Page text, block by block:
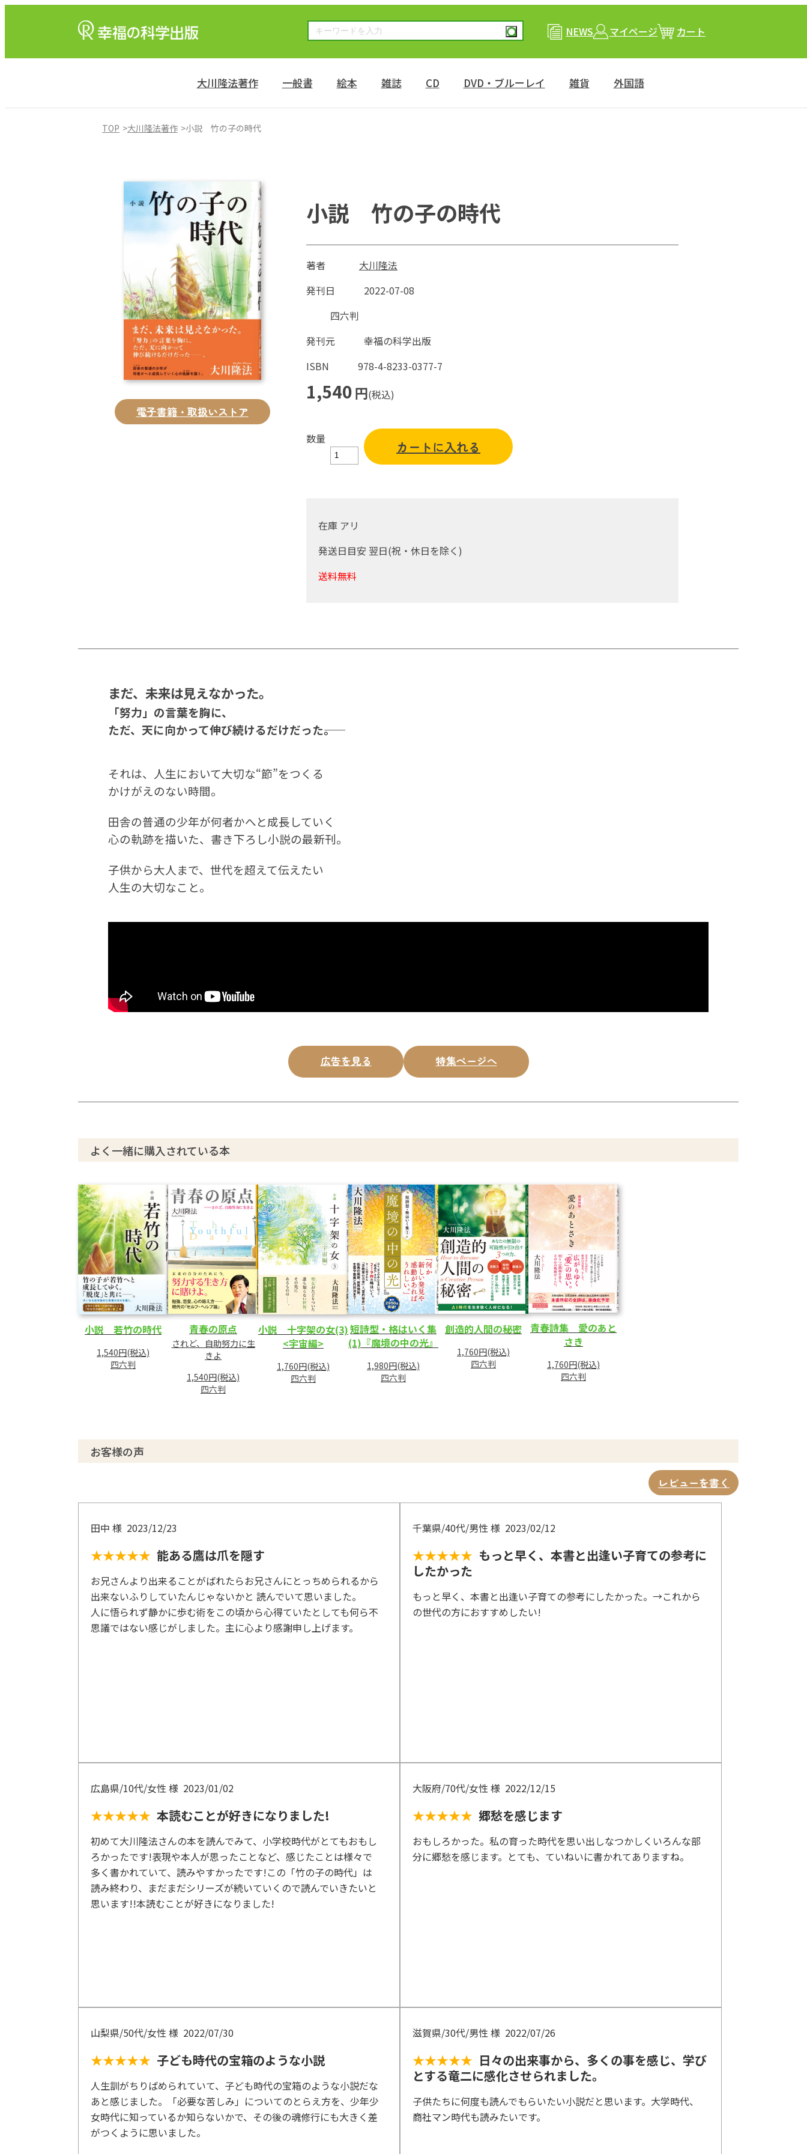
NEWS マイページ カート
大川隆法著作 一般書 絵本 雑誌 CD DVD・ブルーレイ 雑貨 外国語
TOP 大川隆法著作 小説 竹の子の時代
電子書籍・取扱いストア
小説 竹の子の時代
著者
大川隆法
発刊日
2022-07-08
四六判
発刊元
幸福の科学出版
ISBN
978-4-8233-0377-7
1,540円(税込)
数量
カートに入れる
在庫 アリ
発送日目安 翌日(祝・休日を除く)
送料無料
まだ、未来は見えなかった。
「努力」の言葉を胸に、
ただ、天に向かって伸び続けるだけだった――。
それは、人生において大切な“節”をつくる
かけがえのない時間。
田舎の普通の少年が何者かへと成長していく
心の軌跡を描いた、書き下ろし小説の最新刊。
子供から大人まで、世代を超えて伝えたい
人生の大切なこと。
広告を見る 特集ページへ
よく一緒に購入されている本
小説 若竹の時代
1,540円(税込)
四六判
青春の原点
されど、自助努力に生
きよ
1,540円(税込)
四六判
小説 十字架の女(3)
<宇宙編>
1,760円(税込)
四六判
短詩型・格はいく集
(1)『魔境の中の光』
1,980円(税込)
四六判
創造的人間の秘密
1,760円(税込)
四六判
青春詩集 愛のあと
さき
1,760円(税込)
四六判
お客様の声
レビューを書く
田中 様 2023/12/23
★★★★★ 能ある鷹は爪を隠す
お兄さんより出来ることがばれたらお兄さんにとっちめられるから
出来ないふりしていたんじゃないかと 読んでいて思いました。
人に悟られず静かに歩む術をこの頃から心得ていたとしても何ら不
思議ではない感じがしました。主に心より感謝申し上げます。
千葉県/40代/男性 様 2023/02/12
★★★★★ もっと早く、本書と出逢い子育ての参考に
したかった
もっと早く、本書と出逢い子育ての参考にしたかった。→これから
の世代の方におすすめしたい!
広島県/10代/女性 様 2023/01/02
★★★★★ 本読むことが好きになりました!
初めて大川隆法さんの本を読んでみて、小学校時代がとてもおもし
ろかったです!表現や本人が思ったことなど、感じたことは様々で
多く書かれていて、読みやすかったです!この「竹の子の時代」は
読み終わり、まだまだシリーズが続いていくので読んでいきたいと
思います!!本読むことが好きになりました!
大阪府/70代/女性 様 2022/12/15
★★★★★ 郷愁を感じます
おもしろかった。私の育った時代を思い出しなつかしくいろんな部
分に郷愁を感じます。とても、ていねいに書かれてありますね。
山梨県/50代/女性 様 2022/07/30
★★★★★ 子ども時代の宝箱のような小説
人生訓がちりばめられていて、子ども時代の宝箱のような小説だな
あと感じました。「必要な苦しみ」についてのとらえ方を、少年少
女時代に知っているか知らないかで、その後の魂修行にも大きく差
がつくように思いました。
滋賀県/30代/男性 様 2022/07/26
★★★★★ 日々の出来事から、多くの事を感じ、学び
とする竜二に感化させられました。
子供たちに何度も読んでもらいたい小説だと思います。大学時代、
商社マン時代も読みたいです。